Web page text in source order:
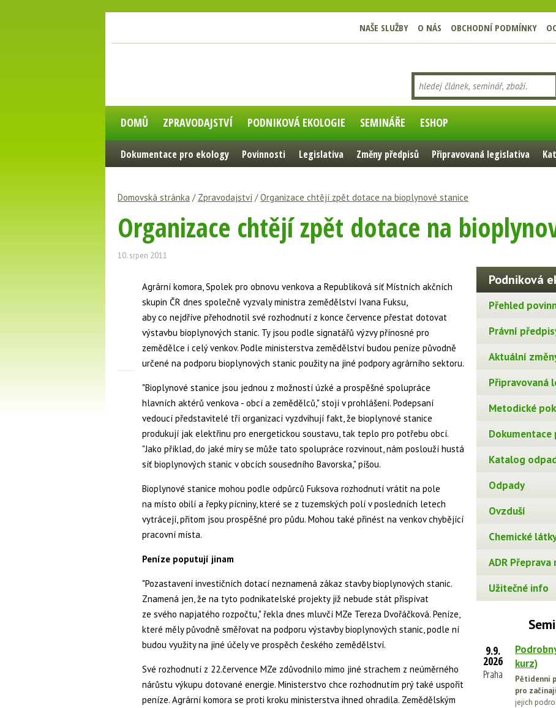
NAŠE SLUŽBY O NÁS OBCHODNÍ PODMÍNKY
DOMŮ ZPRAVODAJSTVÍ PODNIKOVÁ EKOLOGIE SEMINÁŘE ESHOP
Dokumentace pro ekology Povinnosti Legislativa Změny předpisů Připravovaná legislativa
Domovská stránka / Zpravodajství /Organizace chtějí zpět dotace na bioplynové stanice
Organizace chtějí zpět dotace na
10. srpen 2011
Agrární komora, Spolek pro obnovu venkova a Republiková síť Místních akčních
skupin ČR dnes společně vyzvaly ministra zemědělství Ivana Fuksu,
aby co nejdříve přehodnotil své rozhodnutí z konce července přestat dotovat
výstavbu bioplynových stanic. Ty jsou podle signatářů výzvy přínosné pro
zemědělce i celý venkov. Podle ministerstva zemědělství budou peníze původně
určené na podporu bioplynových stanic použity na jiné podpory agrárního sektoru.
"Bioplynové stanice jsou jednou z možností úzké a prospěšné spolupráce
hlavních aktérů venkova - obcí a zemědělců," stojí v prohlášení. Podepsaní
vedoucí představitelé tří organizací vyzdvihují fakt, že bioplynové stanice
produkují jak elektřinu pro energetickou soustavu, tak teplo pro potřebu obcí.
"Jako příklad, do jaké míry se může tato spolupráce rozvinout, nám poslouží hustá
síť bioplynových stanic v obcích sousedního Bavorska," píšou.
Bioplynové stanice mohou podle odpůrců Fuksova rozhodnutí vrátit na pole
na místo obilí a řepky pícniny, které se z tuzemských polí v posledních letech
vytrácejí, přitom jsou prospěšné pro půdu. Mohou také přinést na venkov chybějící
pracovní místa.
Peníze poputují jinam
"Pozastavení investičních dotací neznamená zákaz stavby bioplynových stanic.
Znamená jen, že na tyto podnikatelské projekty již nebude stát přispívat
ze svého napjatého rozpočtu," řekla dnes mluvčí MZe Tereza Dvořáčková. Peníze,
které měly původně směřovat na podporu výstavby bioplynových stanic, podle ní
budou využity na jiné účely ve prospěch českého zemědělství.
Své rozhodnutí z 22.července MZe zdůvodnilo mimo jiné strachem z neúměrného
nárůstu výkupu dotované energie. Ministerstvo chce rozhodnutím prý také uspořit
peníze. Agrární komora se proti kroku ministerstva ihned ohradila. Zemědělským
Podniková
Přehled
Právní
Aktuální
Připravovaná
Metodické
Katalog
Odpady
Ovzduší
Chemické
ADR Přeprava
Užitečné info
9.9.
2026
Praha
kurz)
Pětidenní
pro
jejich